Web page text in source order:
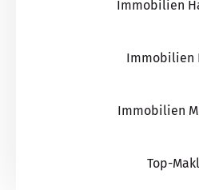
Immobilien
Immobilien
Immobilien
Top-